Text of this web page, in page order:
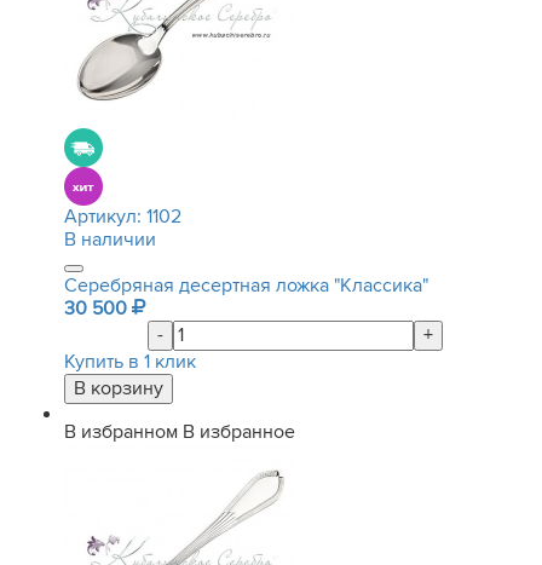
Артикул: 1102
В наличии
Серебряная десертная ложка "Классика"
30 500
-
+
Купить в 1 клик
В избранном В избранное